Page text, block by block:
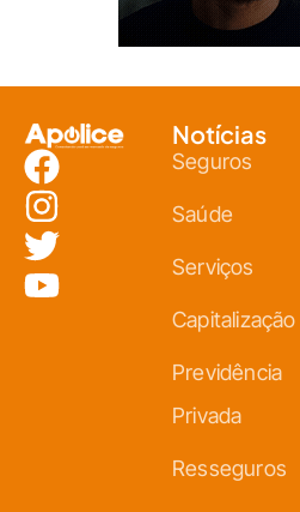
Notícias
Seguros
Saúde
Serviços
Capitalização
Previdência
Privada
Resseguros